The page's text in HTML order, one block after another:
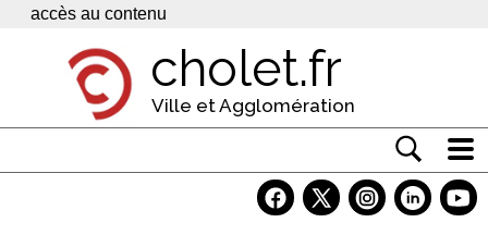
Panneau de gestion des cookies
accès au contenu
cholet.fr
Ville et Agglomération